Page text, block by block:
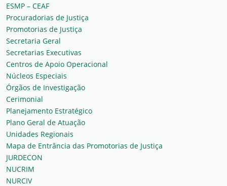
ESMP – CEAF
Procuradorias de Justiça
Promotorias de Justiça
Secretaria Geral
Secretarias Executivas
Centros de Apoio Operacional
Núcleos Especiais
Órgãos de Investigação
Cerimonial
Planejamento Estratégico
Plano Geral de Atuação
Unidades Regionais
Mapa de Entrância das Promotorias de Justiça
JURDECON
NUCRIM
NURCIV